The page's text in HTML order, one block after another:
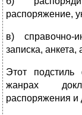
распоряжение,
в) справочно-
записка, анкета,
Этот
жанрах
распоряжения и